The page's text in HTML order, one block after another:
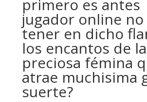
primero es antes
jugador online no
tener en dicho
los encantos de la
preciosa fémina
atrae muchisima
suerte?